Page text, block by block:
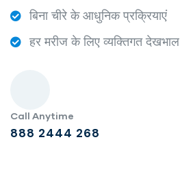
बिना चीरे के आधुनिक प्रक्रियाएं
हर मरीज के लिए व्यक्तिगत देखभाल
Call Anytime
888 2444 268